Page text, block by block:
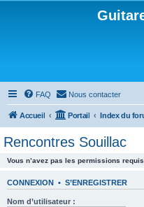
FAQ Nous contacter
Accueil Portail Index du
Rencontres Souillac
Vous n’avez pas les permissions
CONNEXION • S’ENREGISTRER
Nom d’utilisateur :